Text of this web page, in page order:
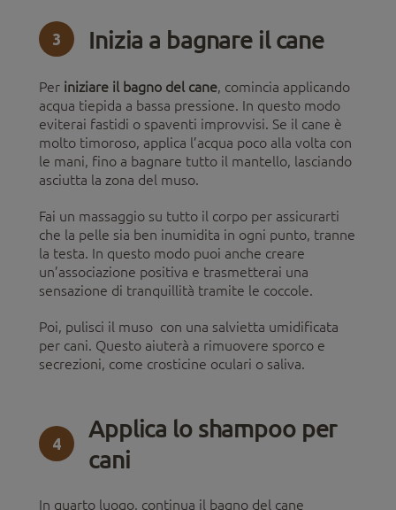
3 Inizia a bagnare il cane
Per iniziare il bagno del cane, comincia applicando
acqua tiepida a bassa pressione. In questo modo
eviterai fastidi o spaventi improvvisi. Se il cane è
molto timoroso, applica l’acqua poco alla volta con
le mani, fino a bagnare tutto il mantello, lasciando
asciutta la zona del muso.
Fai un massaggio su tutto il corpo per assicurarti
che la pelle sia ben inumidita in ogni punto, tranne
la testa. In questo modo puoi anche creare
un’associazione positiva e trasmetterai una
sensazione di tranquillità tramite le coccole.
Poi, pulisci il muso con una salvietta umidificata
per cani. Questo aiuterà a rimuovere sporco e
secrezioni, come crosticine oculari o saliva.
4
Applica lo shampoo per
cani
In quarto luogo, continua il bagno del cane